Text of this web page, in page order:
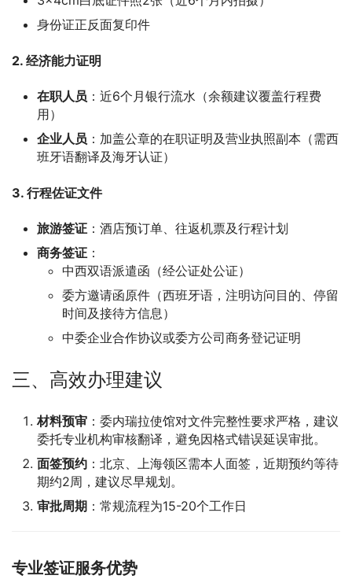
身份证正反面复印件
2. 经济能力证明
在职人员 ：近6个月银行流水（余额建议覆盖行程费
用）
企业人员 ：加盖公章的在职证明及营业执照副本（需西
班牙语翻译及海牙认证）
3. 行程佐证文件
旅游签证 ：酒店预订单、往返机票及行程计划
商务签证 ：
中西双语派遣函（经公证处公证）
委方邀请函原件（西班牙语，注明访问目的、停留
时间及接待方信息）
中委企业合作协议或委方公司商务登记证明
三、高效办理建议
材料预审 ：委内瑞拉使馆对文件完整性要求严格，建议
委托专业机构审核翻译，避免因格式错误延误审批。
面签预约 ：北京、上海领区需本人面签，近期预约等待
期约2周，建议尽早规划。
审批周期 ：常规流程为15-20个工作日
专业签证服务优势